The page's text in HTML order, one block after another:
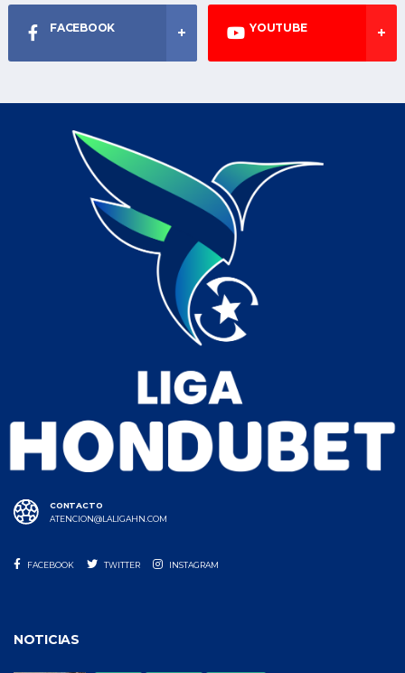
FACEBOOK YOUTUBE
CONTACTO
ATENCION@LALIGAHN.COM
FACEBOOK TWITTER INSTAGRAM
NOTICIAS